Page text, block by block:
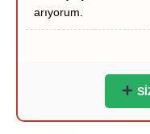
yazsın.
Ömer (37) -
istiyorum.